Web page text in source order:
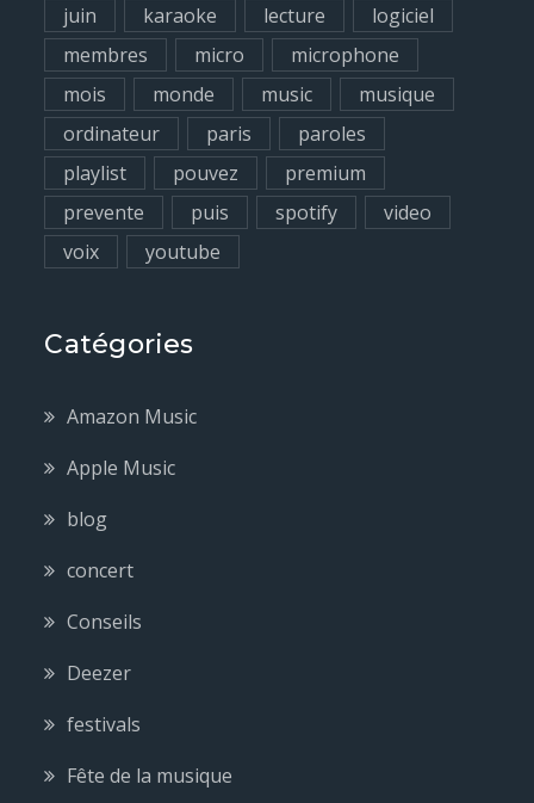
juin
karaoke lecture
logiciel
membres
micro
microphone
mois
monde music
musique
ordinateur
paris
paroles
playlist
pouvez
premium
prevente
puis spotify
video
voix
youtube
Catégories
Amazon Music
Apple Music
blog
concert
Conseils
Deezer
festivals
Fête de la musique